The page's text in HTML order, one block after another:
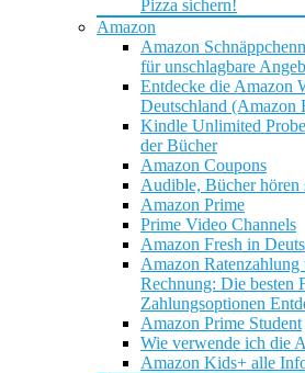
Pizza sichern!
Amazon
Amazon
für unschlagbare
Entdecke die Amazon
Deutschland (Amazon
Kindle Unlimited
der Bücher
Amazon Coupons
Audible, Bücher hören
Amazon Prime
Prime Video Channels
Amazon Fresh in
Amazon
Rechnung: Die besten
Zahlungsoptionen
Amazon Prime Student
Wie verwende ich die
Amazon Kids+ alle